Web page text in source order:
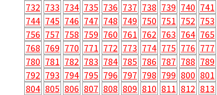
732 733 734 735 736 737 738 739 740 741
744 745 746 747 748 749 750 751 752 753
756 757 758 759 760 761 762 763 764 765
768 769 770 771 772 773 774 775 776 777
780 781 782 783 784 785 786 787 788 789
792 793 794 795 796 797 798 799 800 801
804 805 806 807 808 809 810 811 812 813